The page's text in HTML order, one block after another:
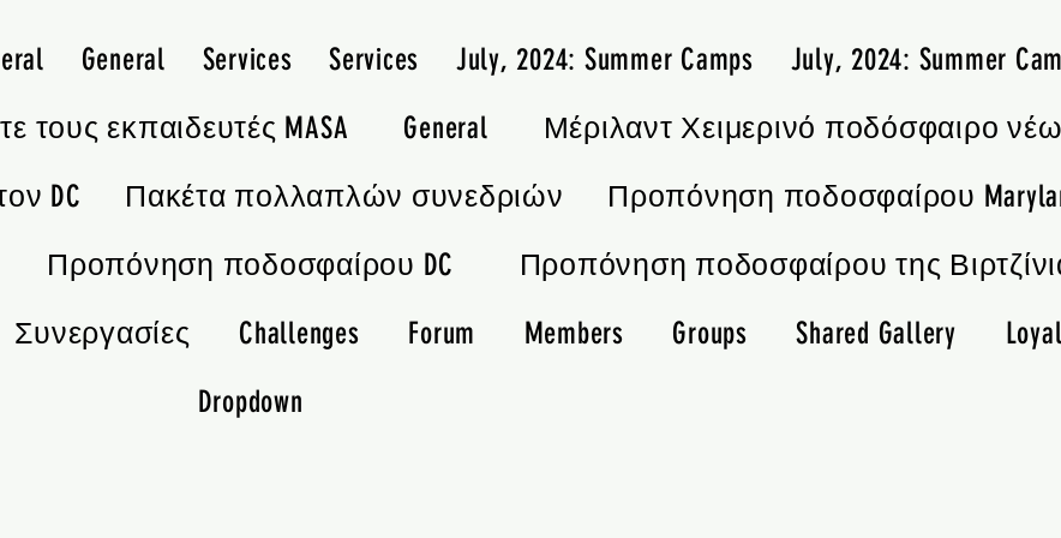
General Services Services July, 2024: Summer Camps
July, 2024: Summer
τους εκπαιδευτές MASA General
Μέριλαντ Χειμερινό ποδόσφαιρο
DC
Πακέτα πολλαπλών συνεδριών
Προπόνηση ποδοσφαίρου
Προπόνηση ποδοσφαίρου DC
Προπόνηση ποδοσφαίρου της
Συνεργασίες Challenges Forum Members Groups Shared Gallery
Dropdown